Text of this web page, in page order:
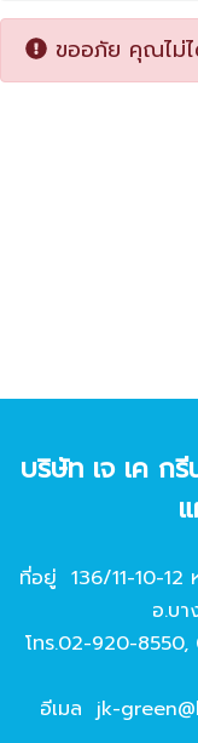
ขออภัย คุณไม่ไ
บริษัท เจ เค ก
ที่อยู่ 136/11-10-12
อ.บา
โทร.02-920-8550,
อีเมล jk-